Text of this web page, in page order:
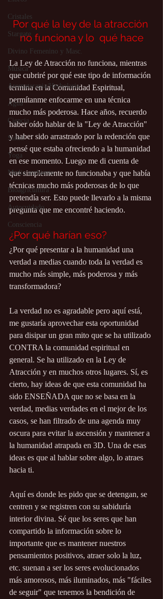
Cristales
Stargate
Divino Femenino y Masc.
Música
Aromaterapia/Herbolaria
Agua
Ciencia
Salud
Yoga
Medio ambiente
Bioagricultura
Autocuidado
Consciencia
Por qué la ley de la atracción
no funciona y lo  qué hace
La Ley de Atracción no funciona, mientras
que cubriré por qué este tipo de información
termina en la Comunidad Espiritual,
permítanme enfocarme en una técnica
mucho más poderosa. Hace años, recuerdo
haber oído hablar de la "Ley de Atracción"
y haber sido arrastrado por la redención que
pensé que estaba ofreciendo a la humanidad
en ese momento. Luego me di cuenta de
que simplemente no funcionaba y que había
técnicas mucho más poderosas de lo que
pretendía ser. Esto puede llevarlo a la misma
pregunta que me encontré haciendo.
¿Por qué harían eso?
¿Por qué presentar a la humanidad una
verdad a medias cuando toda la verdad es
mucho más simple, más poderosa y más
transformadora?
La verdad no es agradable pero aquí está,
me gustaría aprovechar esta oportunidad
para disipar un gran mito que se ha utilizado
CONTRA la comunidad espiritual en
general. Se ha utilizado en la Ley de
Atracción y en muchos otros lugares. Sí, es
cierto, hay ideas de que esta comunidad ha
sido ENSEÑADA que no se basa en la
verdad, medias verdades en el mejor de los
casos, se han filtrado de una agenda muy
oscura para evitar la ascensión y mantener a
la humanidad atrapada en 3D. Una de esas
ideas es que al hablar sobre algo, lo atraes
hacia ti.
Aquí es donde les pido que se detengan, se
centren y se registren con su sabiduría
interior divina. Sé que los seres que han
compartido la información sobre lo
importante que es mantener nuestros
pensamientos positivos, atraer solo la luz,
etc. suenan a ser los seres evolucionados
más amorosos, más iluminados, más "fáciles
de seguir" que tenemos la bendición de